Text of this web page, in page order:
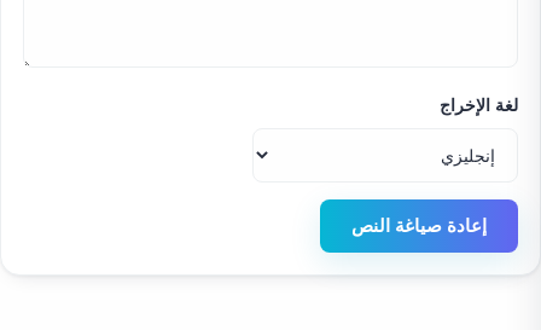
لغة الإخراج
إعادة صياغة النص